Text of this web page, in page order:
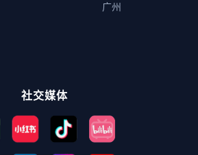
广州
社交媒体